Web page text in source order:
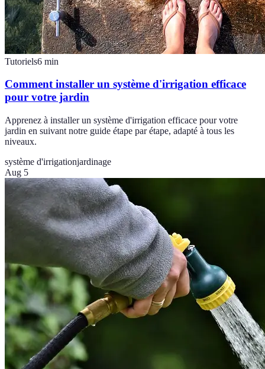
Tutoriels6 min
Comment installer un système d'irrigation efficace
pour votre jardin
Apprenez à installer un système d'irrigation efficace pour votre
jardin en suivant notre guide étape par étape, adapté à tous les
niveaux.
système d'irrigationjardinage
Aug 5